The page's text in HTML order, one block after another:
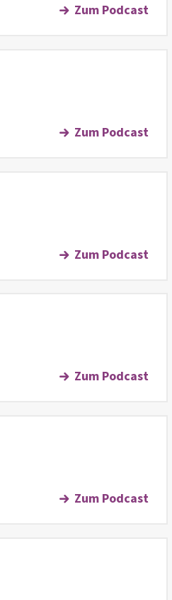
Zum Podcast
Zum Podcast
Zum Podcast
Zum Podcast
Zum Podcast